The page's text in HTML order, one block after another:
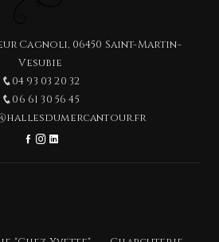
Cagnoli, 06450 Saint-Martin-
Vesubie
04 93 03 20 32
06 61 30 56 45